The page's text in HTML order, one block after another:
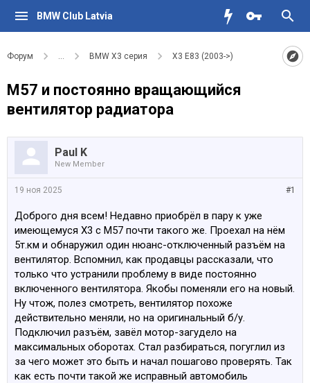
BMW Club Latvia
Форум ... BMW X3 серия X3 E83 (2003->)
M57 и постоянно вращающийся
вентилятор радиатора
Paul K
New Member
#1
19 ноя 2025
Доброго дня всем! Недавно приобрёл в пару к уже
имеющемуся Х3 с М57 почти такого же. Проехал на нём
5т.км и обнаружил один нюанс-отключенный разъём на
вентилятор. Вспомнил, как продавцы рассказали, что
только что устранили проблему в виде постоянно
включенного вентилятора. Якобы поменяли его на новый.
Ну чтож, полез смотреть, вентилятор похоже
действительно меняли, но на оригинальный б/у.
Подключил разъём, завёл мотор-загудело на
максимальных оборотах. Стал разбираться, погуглил из
за чего может это быть и начал пошагово проверять. Так
как есть почти такой же исправный автомобиль